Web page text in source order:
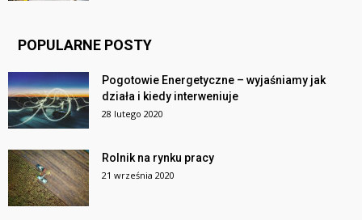
POPULARNE POSTY
Pogotowie Energetyczne – wyjaśniamy jak
działa i kiedy interweniuje
28 lutego 2020
Rolnik na rynku pracy
21 września 2020